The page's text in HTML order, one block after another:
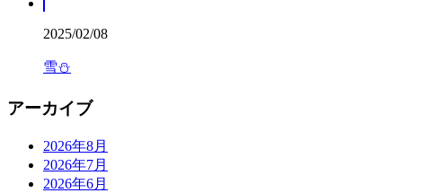
2025/02/08
雪⛄️
アーカイブ
2026年8月
2026年7月
2026年6月